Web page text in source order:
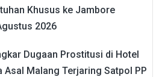
Khusus ke Jambore
2026
Dugaan Prostitusi di Hotel
Asal Malang Terjaring Satpol PP